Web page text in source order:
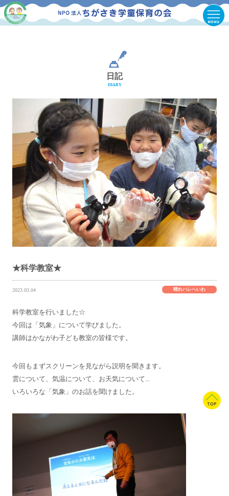
日記
DIARY
★科学教室★
2023.03.04 晴れハレへいわ
科学教室を行いました☆
今回は「気象」について学びました。
講師はかながわ子ども教室の皆様です。
今回もまずスクリーンを見ながら説明を聞きます。
雲について、気温について、お天気について...
いろいろな「気象」のお話を聞けました。